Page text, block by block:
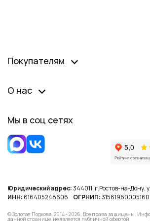
Покупателям
О нас
Мы в соц сетях
Юридический адрес:344011, г.Ростов-на-Дону,
ИНН: 616405248606 ОГРНИП:
© Золотая Подкова, 2014 - 2026. Все права защищены.
данной странице, не является публичной офертой.